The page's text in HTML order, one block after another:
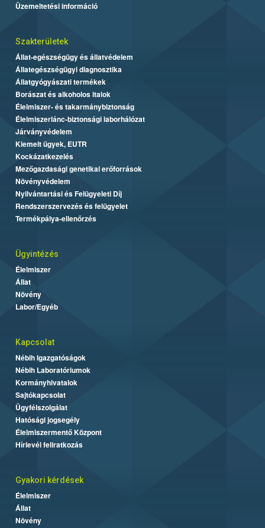
Üzemeltetési információ
Szakterületek
Állat-egészségügy és állatvédelem
Állategészségügyi diagnosztika
Állatgyógyászati termékek
Borászat és alkoholos italok
Élelmiszer- és takarmánybiztonság
Élelmiszerlánc-biztonsági laborhálózat
Járványvédelem
Kiemelt ügyek, EUTR
Kockázatkezelés
Mezőgazdasági genetikai erőforrások
Növényvédelem
Nyilvántartási és Felügyeleti Díj
Rendszerszervezés és felügyelet
Termékpálya-ellenőrzés
Ügyintézés
Élelmiszer
Állat
Növény
Labor/Egyéb
Kapcsolat
Nébih Igazgatóságok
Nébih Laboratóriumok
Kormányhivatalok
Sajtókapcsolat
Ügyfélszolgálat
Hatósági jogsegély
Élelmiszermentő Központ
Hírlevél feliratkozás
Gyakori kérdések
Élelmiszer
Állat
Növény